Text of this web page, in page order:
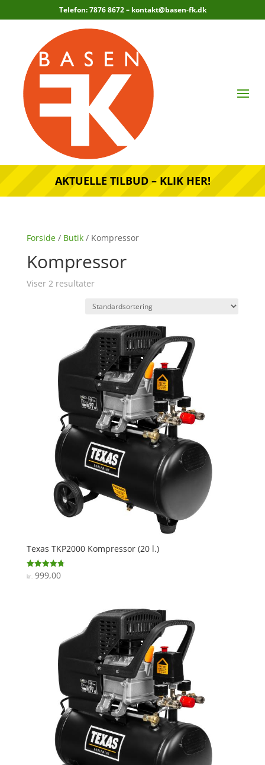
Telefon: 7876 8672 – kontakt@basen-fk.dk
AKTUELLE TILBUD – KLIK HER!
Forside/ Butik/ Kompressor
Kompressor
Viser 2 resultater
Texas TKP2000 Kompressor (20 l.)
Vurderet
4.8
kr.999,00